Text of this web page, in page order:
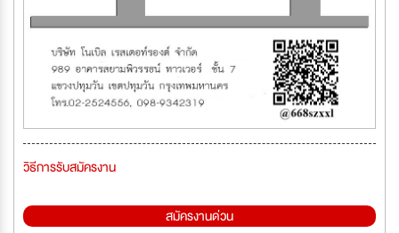
วิธีการรับสมัครงาน
สมัครงานด่วน